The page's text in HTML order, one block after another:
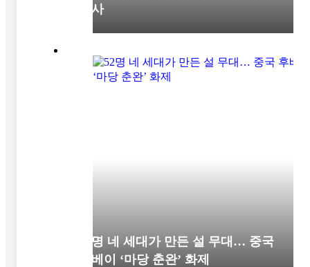
인사
52명 네 세대가 만든 설 무대… 중국
후베이 ‘마당 춘완’ 화제